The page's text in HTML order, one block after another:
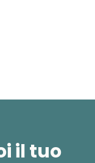
il tuo